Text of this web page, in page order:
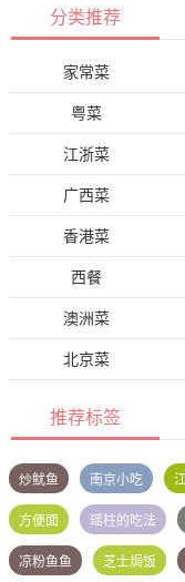
分类推荐
家常菜
粤菜
江浙菜
广西菜
香港菜
西餐
澳洲菜
北京菜
推荐标签
炒鱿鱼 南京小吃
方便面 瑶柱的吃法
凉粉鱼鱼 芝士焗饭